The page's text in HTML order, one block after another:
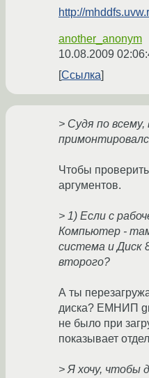
http://
another_anonym
10.08.2009
Ссылка
> Судя по
Чтобы
аргументов.
> 1) Если с
Компьютер -
система и Диск
второго?
А ты
диска? ЕМНИП
не было при
показывает
> Я хочу, чтобы